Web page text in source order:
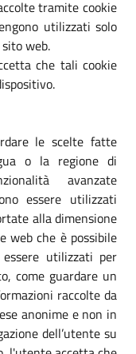
tramite cookie
utilizzati solo
web.
che tali cookie
le scelte fatte
o la regione di
avanzate
essere utilizzati
alla dimensione
web che è possibile
essere utilizzati per
come guardare un
raccolte da
anonime e non in
dell’utente su